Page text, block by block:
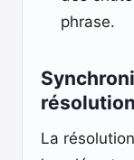
phrase.
La